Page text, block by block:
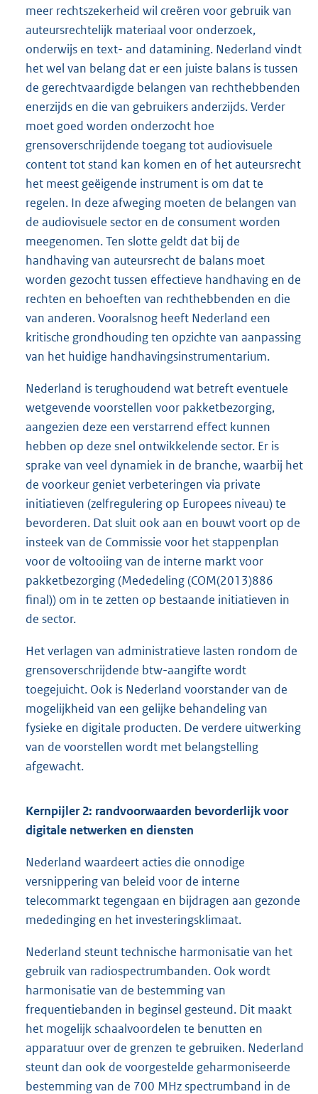
meer rechtszekerheid wil creëren voor gebruik van
auteursrechtelijk materiaal voor onderzoek,
onderwijs en text- and datamining. Nederland vindt
het wel van belang dat er een juiste balans is tussen
de gerechtvaardigde belangen van rechthebbenden
enerzijds en die van gebruikers anderzijds. Verder
moet goed worden onderzocht hoe
grensoverschrijdende toegang tot audiovisuele
content tot stand kan komen en of het auteursrecht
het meest geëigende instrument is om dat te
regelen. In deze afweging moeten de belangen van
de audiovisuele sector en de consument worden
meegenomen. Ten slotte geldt dat bij de
handhaving van auteursrecht de balans moet
worden gezocht tussen effectieve handhaving en de
rechten en behoeften van rechthebbenden en die
van anderen. Vooralsnog heeft Nederland een
kritische grondhouding ten opzichte van aanpassing
van het huidige handhavingsinstrumentarium.
Nederland is terughoudend wat betreft eventuele
wetgevende voorstellen voor pakketbezorging,
aangezien deze een verstarrend effect kunnen
hebben op deze snel ontwikkelende sector. Er is
sprake van veel dynamiek in de branche, waarbij het
de voorkeur geniet verbeteringen via private
initiatieven (zelfregulering op Europees niveau) te
bevorderen. Dat sluit ook aan en bouwt voort op de
insteek van de Commissie voor het stappenplan
voor de voltooiing van de interne markt voor
pakketbezorging (Mededeling (COM(2013)886
final)) om in te zetten op bestaande initiatieven in
de sector.
Het verlagen van administratieve lasten rondom de
grensoverschrijdende btw-aangifte wordt
toegejuicht. Ook is Nederland voorstander van de
mogelijkheid van een gelijke behandeling van
fysieke en digitale producten. De verdere uitwerking
van de voorstellen wordt met belangstelling
afgewacht.
Kernpijler 2: randvoorwaarden bevorderlijk voor
digitale netwerken en diensten
Nederland waardeert acties die onnodige
versnippering van beleid voor de interne
telecommarkt tegengaan en bijdragen aan gezonde
mededinging en het investeringsklimaat.
Nederland steunt technische harmonisatie van het
gebruik van radiospectrumbanden. Ook wordt
harmonisatie van de bestemming van
frequentiebanden in beginsel gesteund. Dit maakt
het mogelijk schaalvoordelen te benutten en
apparatuur over de grenzen te gebruiken. Nederland
steunt dan ook de voorgestelde geharmoniseerde
bestemming van de 700 MHz spectrumband in de